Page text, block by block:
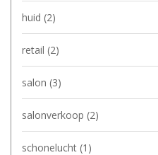
huid (2)
retail (2)
salon (3)
salonverkoop (2)
schonelucht (1)